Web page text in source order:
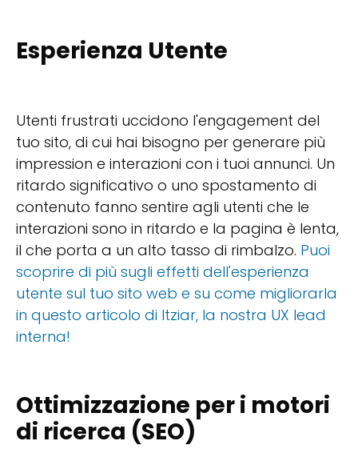
Esperienza Utente
Utenti frustrati uccidono l'engagement del
tuo sito, di cui hai bisogno per generare più
impression e interazioni con i tuoi annunci. Un
ritardo significativo o uno spostamento di
contenuto fanno sentire agli utenti che le
interazioni sono in ritardo e la pagina è lenta,
il che porta a un alto tasso di rimbalzo. Puoi
scoprire di più sugli effetti dell'esperienza
utente sul tuo sito web e su come migliorarla
in questo articolo di Itziar, la nostra UX lead
interna!
Ottimizzazione per i motori
di ricerca (SEO)